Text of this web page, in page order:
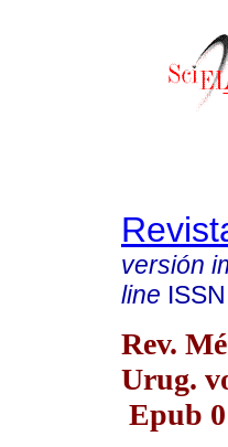
versión
line ISSN
Rev.
Urug.
Epub